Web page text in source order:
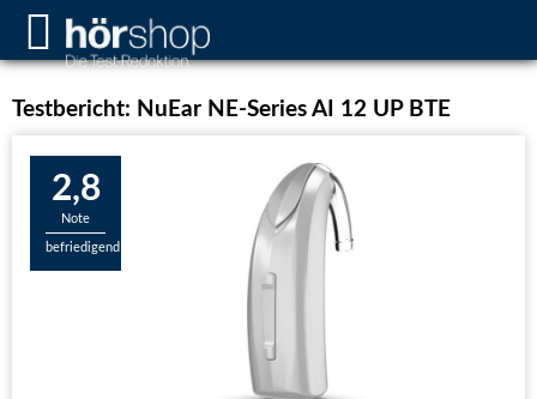
Testbericht: NuEar NE-Series AI 12 UP BTE
2,8
Note
befriedigend